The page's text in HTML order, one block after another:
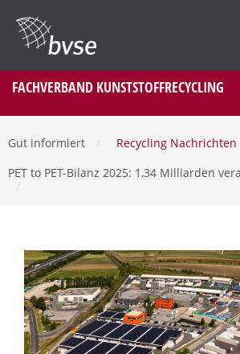
FACHVERBAND KUNSTSTOFFRECYCLING
Gut informiert Recycling Nachrichten
PET to PET-Bilanz 2025: 1,34 Milliarden